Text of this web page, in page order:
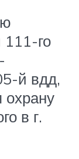
го
й вдд,
в г.